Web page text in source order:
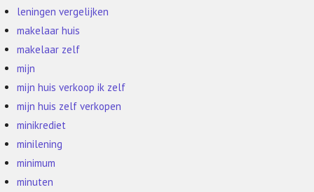
leningen vergelijken
makelaar huis
makelaar zelf
mijn
mijn huis verkoop ik zelf
mijn huis zelf verkopen
minikrediet
minilening
minimum
minuten